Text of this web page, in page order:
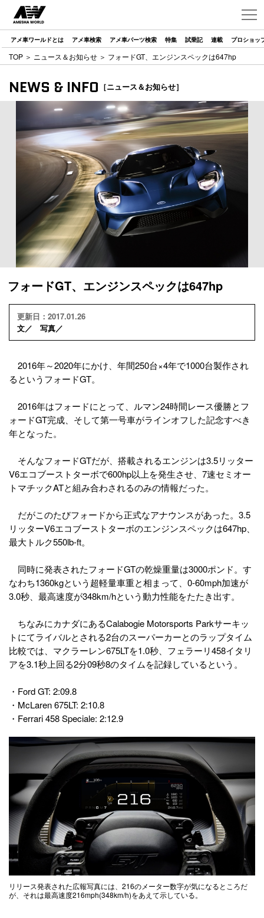
アメ車ワールドとは アメ車検索 アメ車パーツ検索 特集 試乗記 連載 プロショッ
TOP ＞ ニュース＆お知らせ ＞ フォードGT、エンジンスペックは647hp
NEWS & INFO ［ニュース＆お知らせ］
フォードGT、エンジンスペックは647hp
更新日：2017.01.26
文／ 写真／
2016年～2020年にかけ、年間250台×4年で1000台製作され
るというフォードGT。
2016年はフォードにとって、ルマン24時間レース優勝とフ
ォードGT完成、そして第一号車がラインオフした記念すべき
年となった。
そんなフォードGTだが、搭載されるエンジンは3.5リッター
V6エコブーストターボで600hp以上を発生させ、7速セミオー
トマチックATと組み合わされるのみの情報だった。
だがこのたびフォードから正式なアナウンスがあった。3.5
リッターV6エコブーストターボのエンジンスペックは647hp、
最大トルク550lb-ft。
同時に発表されたフォードGTの乾燥重量は3000ポンド。す
なわち1360kgという超軽量車重と相まって、0-60mph加速が
3.0秒、最高速度が348km/hという動力性能をたたき出す。
ちなみにカナダにあるCalabogie Motorsports Parkサーキッ
トにてライバルとされる2台のスーパーカーとのラップタイム
比較では、マクラーレン675LTを1.0秒、フェラーリ458イタリ
アを3.1秒上回る2分09秒8のタイムを記録しているという。
・Ford GT: 2:09.8
・McLaren 675LT: 2:10.8
・Ferrari 458 Speciale: 2:12.9
リリース発表された広報写真には、216のメーター数字が気になるところだ
が、それは最高速度216mph(348km/h)をあえて示している。